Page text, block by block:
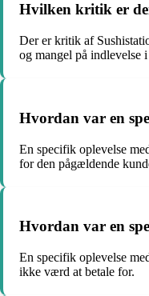
Hvilken kritik er
Der er kritik af
og mangel på indlevelse
Hvordan var en
En specifik oplevelse
for den pågældende
Hvordan var en
En specifik oplevelse
ikke værd at betale for.